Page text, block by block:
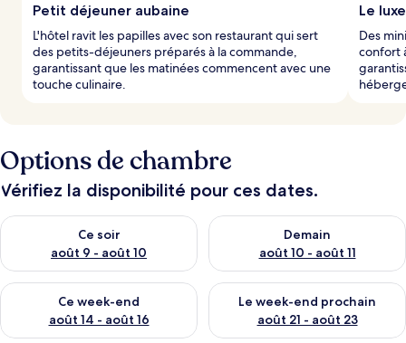
Petit déjeuner aubaine
L'hôtel ravit les papilles avec son restaurant qui sert
des petits-déjeuners préparés à la commande,
garantissant que les matinées commencent avec une
touche culinaire.
Le
Des
confort
Options de chambre
Vérifiez la disponibilité pour ces dates.
Ce soir
août 9 - août 10
Vérifier la disponibilité pour ce soir août 9 - août 10
Demain
août 10 - août 11
Vérifier la disponibilité pour
Ce week-end
août 14 - août 16
Vérifier la disponibilité pour ce week-end août 14 - août 16
Le week-end prochain
août 21 - août 23
Vérifier la disponibilité pour